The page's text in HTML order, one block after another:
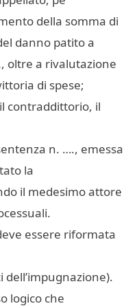
della somma di
danno patito a
oltre a rivalutazione
di spese;
contraddittorio, il
n. …., emessa
la
il medesimo attore
essere riformata
logico che